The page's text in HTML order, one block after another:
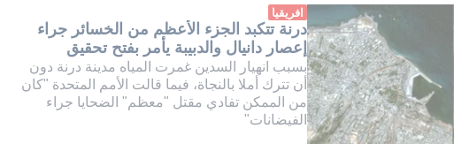
دقيقة.
افريقيا
درنة تتكبد الجزء الأعظم من الخسائر جراء
إعصار دانيال والدبيبة يأمر بفتح تحقيق
بسبب انهيار السدين غمرت المياه مدينة درنة دون
أن تترك أملا بالنجاة، فيما قالت الأمم المتحدة "كان
من الممكن تفادي مقتل "معظم" الضحايا جراء
الفيضانات"